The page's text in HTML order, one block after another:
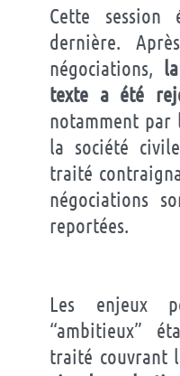
Cette
dernière.
négociations,
texte a été
notamment par
la société
traité
négociations
reportées.
Les enjeux
“ambitieux”
traité couvrant